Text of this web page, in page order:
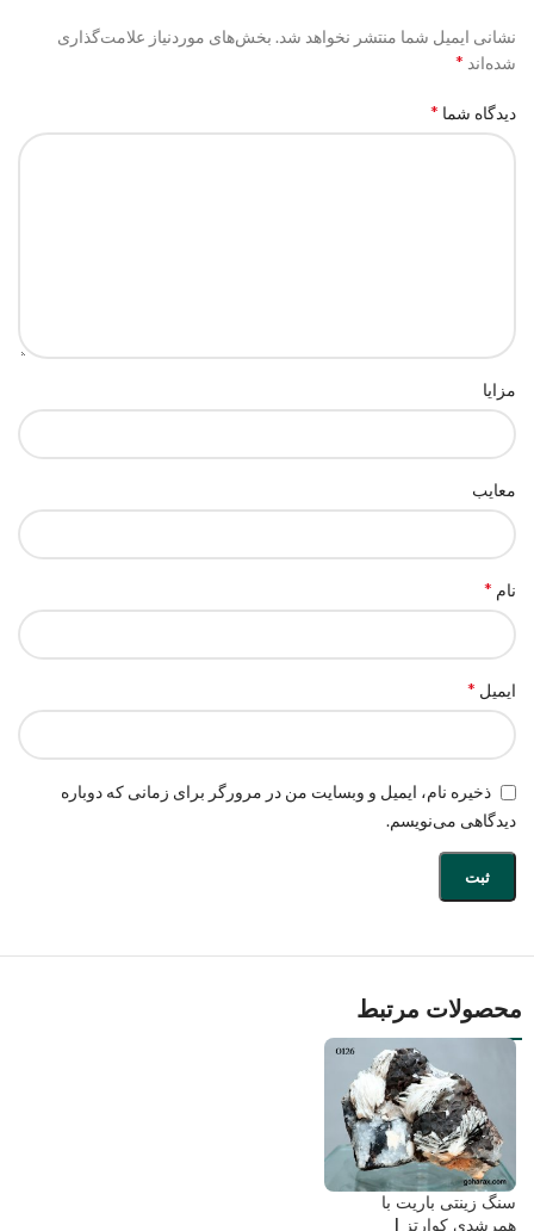
نشانی ایمیل شما منتشر نخواهد شد. بخش‌های موردنیاز علامت‌گذاری
شده‌اند *
دیدگاه شما *
مزایا
معایب
نام *
ایمیل *
ذخیره نام، ایمیل و وبسایت من در مرورگر برای زمانی که دوباره
دیدگاهی می‌نویسم.
محصولات مرتبط
سنگ زینتی باریت با
همرشدی کوارتز |